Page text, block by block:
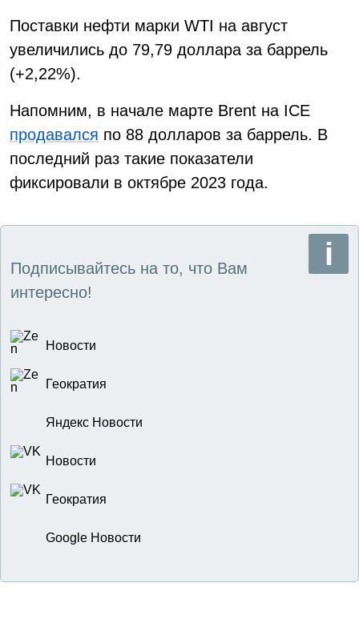
Поставки нефти марки WTI на август
увеличились до 79,79 доллара за баррель
(+2,22%).
Напомним, в начале марте Brent на ICE
продавался по 88 долларов за баррель. В
последний раз такие показатели
фиксировали в октябре 2023 года.
Подписывайтесь на то, что Вам
интересно!
Новости
Геократия
Яндекс Новости
Новости
Геократия
Google Новости